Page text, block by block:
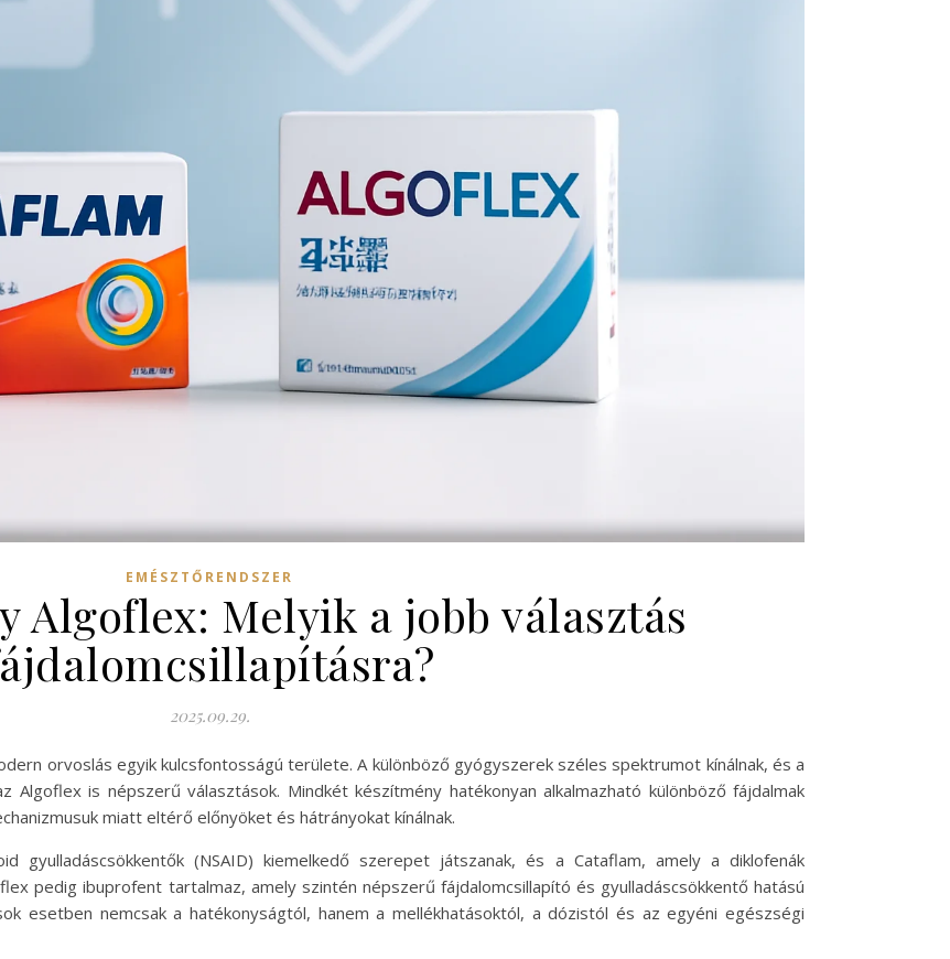
EMÉSZTŐRENDSZER
Algoflex: Melyik a jobb választás
2025.09.29.
orvoslás egyik kulcsfontosságú területe. A különböző gyógyszerek széles spektrumot kínálnak, és a
is népszerű választások. Mindkét készítmény hatékonyan alkalmazható különböző fájdalmak
miatt eltérő előnyöket és hátrányokat kínálnak.
gyulladáscsökkentők (NSAID) kiemelkedő szerepet játszanak, és a Cataflam, amely a diklofenák
pedig ibuprofent tartalmaz, amely szintén népszerű fájdalomcsillapító és gyulladáscsökkentő hatású
esetben nemcsak a hatékonyságtól, hanem a mellékhatásoktól, a dózistól és az egyéni egészségi